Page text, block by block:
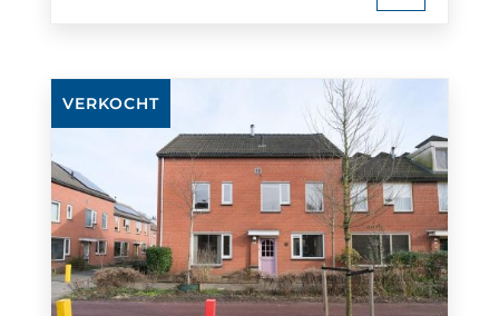
Bekijk
de
detail
pagina
van
Simplonbaan
150
VERKOCHT